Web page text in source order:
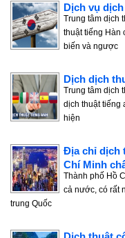
Dịch vụ
Trung tâm dịch
thuật tiếng Hàn
biến và ngược
Dịch dịch
Trung tâm dịch
dịch thuật tiếng
hiện
Địa chỉ dịch
Chí Minh
Thành phố Hồ
cả nước, có rất
trung Quốc